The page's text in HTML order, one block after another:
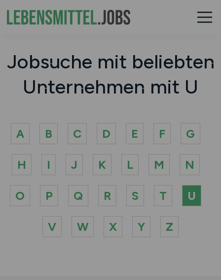
Jobsuche mit beliebten
Unternehmen mit U
A B C D E F G
H I J K L M N
O P Q R S T U
V W X Y Z